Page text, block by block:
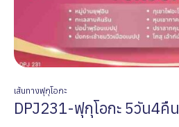
เส้นทางฟุกุโอกะ
DPJ231-ฟุกุโอกะ 5วัน4คืน